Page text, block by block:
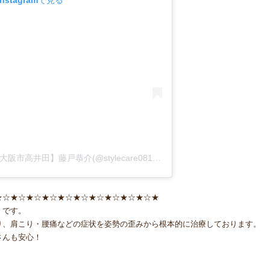
す。
肩こり・腰痛などの症状を姿勢の歪みから根本的に治療しております。
も安心！